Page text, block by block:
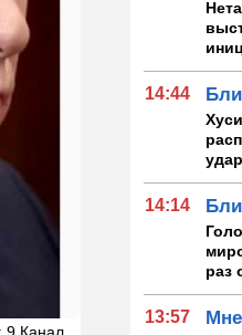
14:44
14:14
раз
13:57